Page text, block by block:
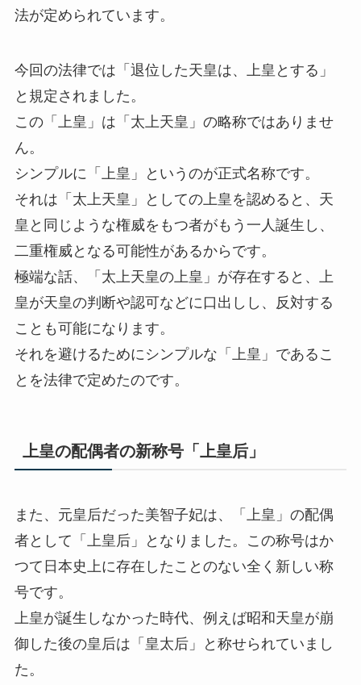
法が定められています。
今回の法律では「退位した天皇は、上皇とする」
と規定されました。
この「上皇」は「太上天皇」の略称ではありませ
ん。
シンプルに「上皇」というのが正式名称です。
それは「太上天皇」としての上皇を認めると、天
皇と同じような権威をもつ者がもう一人誕生し、
二重権威となる可能性があるからです。
極端な話、「太上天皇の上皇」が存在すると、上
皇が天皇の判断や認可などに口出しし、反対する
ことも可能になります。
それを避けるためにシンプルな「上皇」であるこ
とを法律で定めたのです。
上皇の配偶者の新称号「上皇后」
また、元皇后だった美智子妃は、「上皇」の配偶
者として「上皇后」となりました。この称号はか
つて日本史上に存在したことのない全く新しい称
号です。
上皇が誕生しなかった時代、例えば昭和天皇が崩
御した後の皇后は「皇太后」と称せられていまし
た。